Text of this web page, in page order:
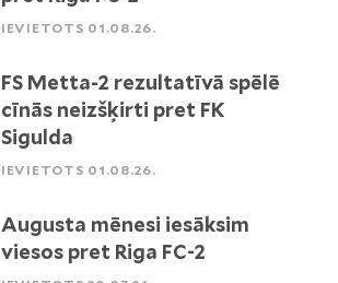
IEVIETOTS 01.08.26.
FS Metta-2 rezultatīvā spēlē
cīnās neizšķirti pret FK
Sigulda
IEVIETOTS 01.08.26.
Augusta mēnesi iesāksim
viesos pret Riga FC-2